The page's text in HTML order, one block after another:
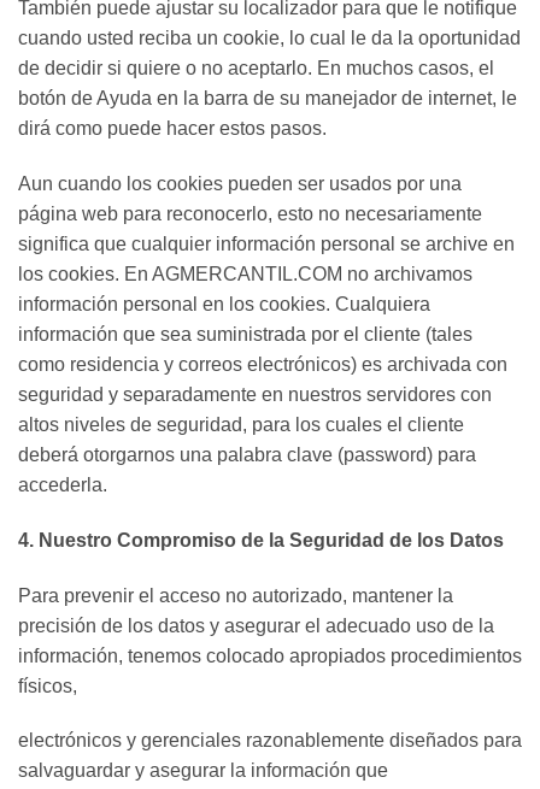
También puede ajustar su localizador para que le notifique
cuando usted reciba un cookie, lo cual le da la oportunidad
de decidir si quiere o no aceptarlo. En muchos casos, el
botón de Ayuda en la barra de su manejador de internet, le
dirá como puede hacer estos pasos.
Aun cuando los cookies pueden ser usados por una
página web para reconocerlo, esto no necesariamente
significa que cualquier información personal se archive en
los cookies. En AGMERCANTIL.COM no archivamos
información personal en los cookies. Cualquiera
información que sea suministrada por el cliente (tales
como residencia y correos electrónicos) es archivada con
seguridad y separadamente en nuestros servidores con
altos niveles de seguridad, para los cuales el cliente
deberá otorgarnos una palabra clave (password) para
accederla.
4. Nuestro Compromiso de la Seguridad de los Datos
Para prevenir el acceso no autorizado, mantener la
precisión de los datos y asegurar el adecuado uso de la
información, tenemos colocado apropiados procedimientos
físicos,
electrónicos y gerenciales razonablemente diseñados para
salvaguardar y asegurar la información que